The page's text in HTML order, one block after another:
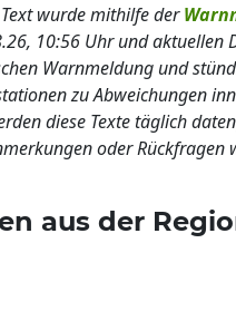
wurde mithilfe der
10:56 Uhr und aktuellen
Warnmeldung und
zu Abweichungen
diese Texte täglich
oder Rückfragen
aus der